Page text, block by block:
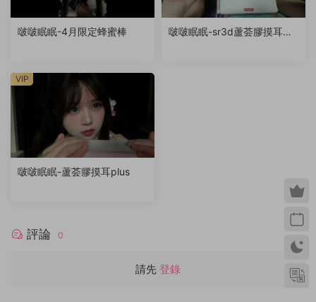
啵啵眠眠-4月限定蜂蜜棒
啵啵眠眠-sr3d蘆荟膠摸耳
啵啵眠眠-蘆荟膠摸耳plus
VIP
評論 0
請先 登錄